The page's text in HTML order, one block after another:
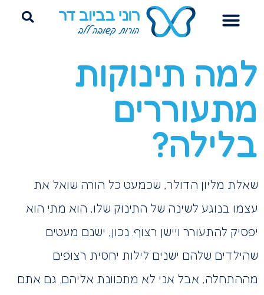
למה תינוקות
מתעוררים
בלילה?
שאלת מליון הדולר, שכמעט כל הורה שואל את
עצמו בנוגע לשינה של התינוק שלו, הוא מתי הוא
יפסיק להתעורר ויישן רצוף. נכון, ישנם מעטים
שהילדים שלהם ישנים לילות יחסית רצופים
מההתחלה, אבל אני לא מתכוונת אליהם. גם אתם